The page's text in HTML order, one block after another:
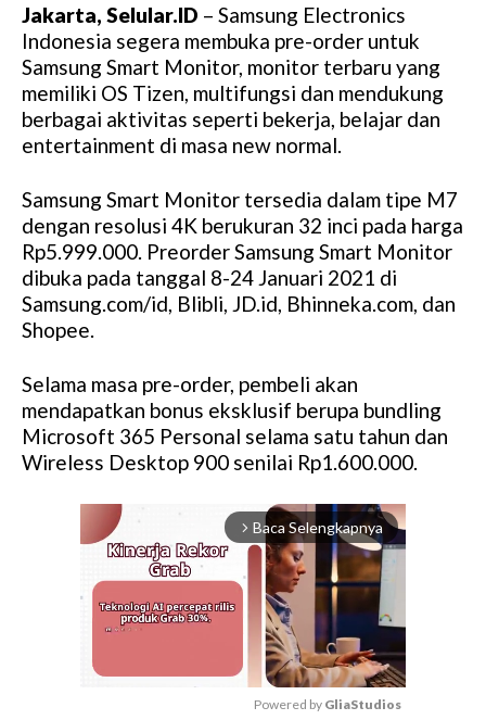
Jakarta, Selular.ID – Samsung Electronics
Indonesia segera membuka pre-order untuk
Samsung Smart Monitor, monitor terbaru yang
memiliki OS Tizen, multifungsi dan mendukung
berbagai aktivitas seperti bekerja, belajar dan
entertainment di masa new normal.
Samsung Smart Monitor tersedia dalam tipe M7
dengan resolusi 4K berukuran 32 inci pada harga
Rp5.999.000. Preorder Samsung Smart Monitor
dibuka pada tanggal 8-24 Januari 2021 di
Samsung.com/id, Blibli, JD.id, Bhinneka.com, dan
Shopee.
Selama masa pre-order, pembeli akan
mendapatkan bonus eksklusif berupa bundling
Microsoft 365 Personal selama satu tahun dan
Wireless Desktop 900 senilai Rp1.600.000.
arrow_forward_ios Baca Selengkapnya
Powered by GliaStudios